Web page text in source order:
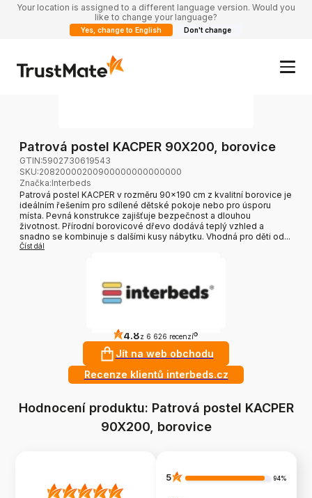
Your location is assigned to a different language version. Would you
like to change your language?
Yes, change to English Don't change
Patrová postel KACPER 90X200, borovice
GTIN:5902730619543
SKU:20820000200900000000000000
Značka:Interbeds
Patrová postel KACPER v rozměru 90x190 cm z kvalitní borovice je
ideálním řešením pro sdílené dětské pokoje nebo pro úsporu
místa. Pevná konstrukce zajišťuje bezpečnost a dlouhou
životnost. Přírodní borovicové dřevo dodává teplý vzhled a
snadno se kombinuje s dalšími kusy nábytku. Vhodná pro děti od...
Číst dál
4.8z 6 626 recenzí ?
Jít na web obchodu
Recenze klientů interbeds.cz
Hodnocení produktu: Patrová postel KACPER
90X200, borovice
5 94%